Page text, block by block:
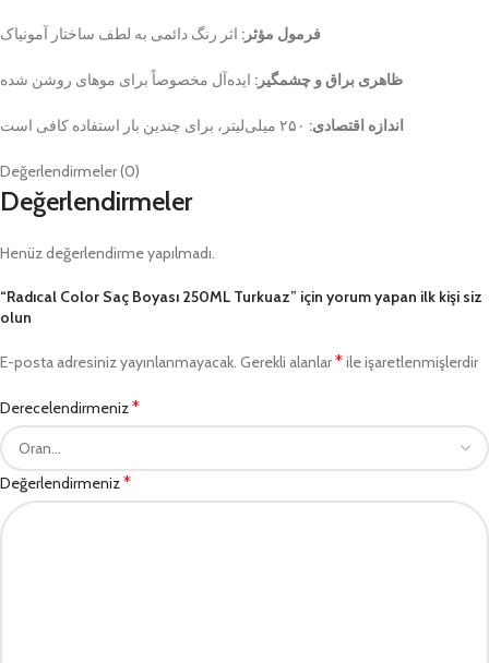
فرمول مؤثر: اثر رنگ دائمی به لطف ساختار آمونیاک
ظاهری براق و چشمگیر: ایده‌آل مخصوصاً برای موهای روشن شده
اندازه اقتصادی:
Değerlendirmeler (0)
Değerlendirmeler
Henüz değerlendirme yapılmadı.
“Radıcal Color Saç Boyası 250ML Turkuaz” için yorum yapan ilk kişi siz
olun
E-posta adresiniz yayınlanmayacak. Gerekli alanlar*ile işaretlenmişlerdir
Derecelendirmeniz*
Değerlendirmeniz*